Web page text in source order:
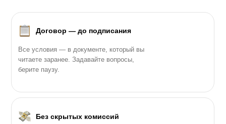
Договор — до подписания
Все условия — в документе, который вы
читаете заранее. Задавайте вопросы,
берите паузу.
Без скрытых комиссий